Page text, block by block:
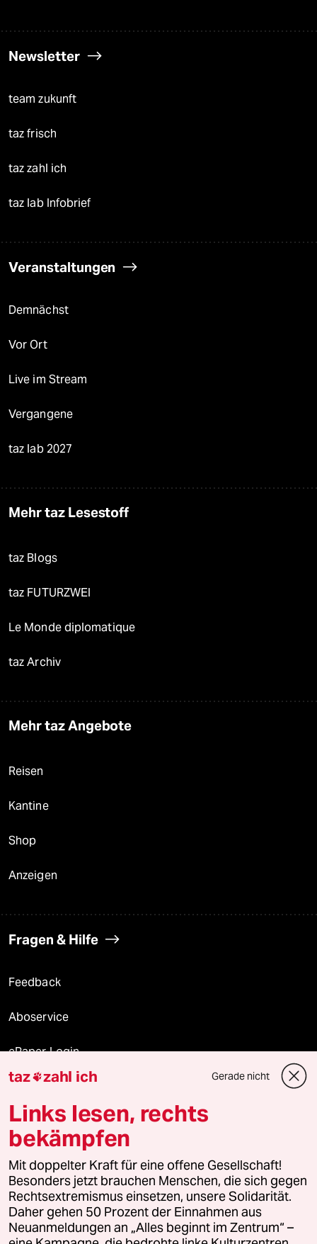
Newsletter
team zukunft
taz frisch
taz zahl ich
taz lab Infobrief
Veranstaltungen
Demnächst
Vor Ort
Live im Stream
Vergangene
taz lab 2027
Mehr taz Lesestoff
taz Blogs
taz FUTURZWEI
Le Monde diplomatique
taz Archiv
Mehr taz Angebote
Reisen
Kantine
Shop
Anzeigen
Fragen & Hilfe
Feedback
Aboservice
ePaper Login
Downloads für Abonnierende
© 2026 taz Verlags und Vertriebs GmbH
Alle Rechte vorbehalten. Bei rechtlichen Fragen oder für Genehmigungen
wenden Sie sich bitte an lizenzen@taz.de
Feedback Redaktionsstatut Kommune-Richtlinien
taz zahl ich Gerade nicht
Links lesen, rechts
bekämpfen
Mit doppelter Kraft für eine offene Gesellschaft!
Besonders jetzt brauchen Menschen, die sich gegen
Rechtsextremismus einsetzen, unsere Solidarität.
Daher gehen 50 Prozent der Einnahmen aus
Neuanmeldungen an „Alles beginnt im Zentrum“ –